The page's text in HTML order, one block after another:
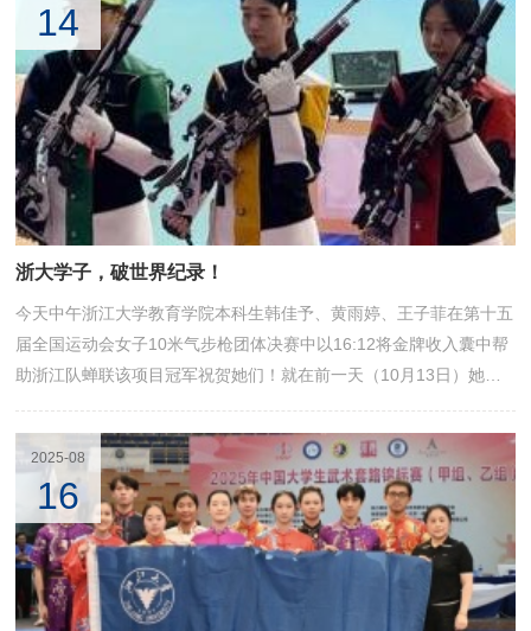
14
浙大学子，破世界纪录！
今天中午浙江大学教育学院本科生韩佳予、黄雨婷、王子菲在第十五
届全国运动会女子10米气步枪团体决赛中以16:12将金牌收入囊中帮
助浙江队蝉联该项目冠军祝贺她们！就在前一天（10月13日）她们
成绩打破团体世界记录！带着全新的起点，继续出发
2025-08
16